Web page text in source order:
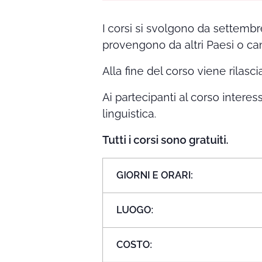
I corsi si svolgono da
provengono da altri Paesi o
Alla fine del corso viene
Ai partecipanti al corso
linguistica.
Tutti i corsi sono gratuiti.
GIORNI E ORARI:
LUOGO:
COSTO: